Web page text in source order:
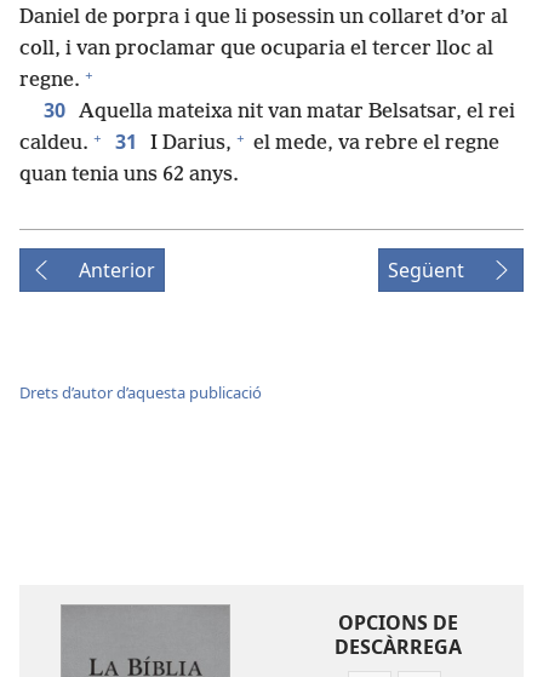
Daniel de porpra i que li posessin un collaret d’or al
coll, i van proclamar que ocuparia el tercer lloc al
regne. +
30 Aquella mateixa nit van matar Belsatsar, el rei
caldeu. + 31 I Darius, + el mede, va rebre el regne
quan tenia uns 62 anys.
Anterior Següent
Drets d’autor d’aquesta publicació
OPCIONS DE
DESCÀRREGA